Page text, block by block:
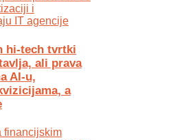
hi-tech tvrtki
ali prava
AI-u,
a
financijskim